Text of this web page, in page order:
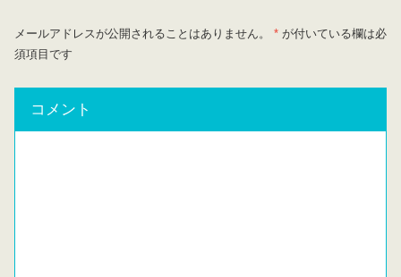
メールアドレスが公開されることはありません。 * が付いている欄は必
須項目です
コメント